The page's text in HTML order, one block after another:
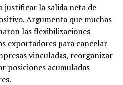
la salida neta de
Argumenta que muchas
las flexibilizaciones
exportadores para cancelar
vinculadas, reorganizar
posiciones acumuladas